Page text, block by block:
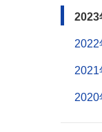
2023
2022
2021
2020